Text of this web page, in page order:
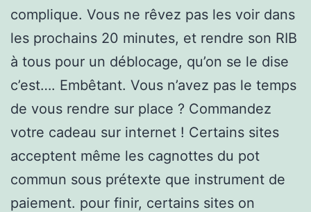
complique. Vous ne rêvez pas les voir dans
les prochains 20 minutes, et rendre son RIB
à tous pour un déblocage, qu’on se le dise
c’est…. Embêtant. Vous n’avez pas le temps
de vous rendre sur place ? Commandez
votre cadeau sur internet ! Certains sites
acceptent même les cagnottes du pot
commun sous prétexte que instrument de
paiement. pour finir, certains sites on